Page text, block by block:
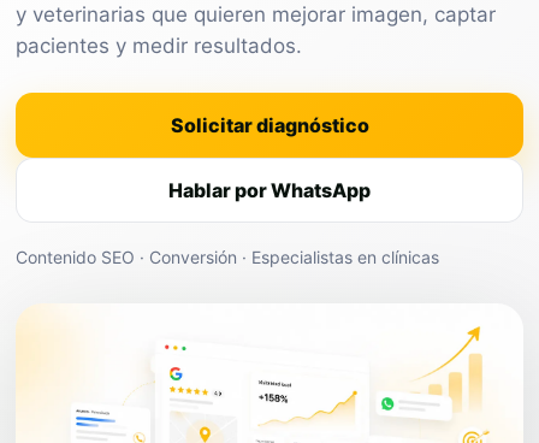
y veterinarias que quieren mejorar imagen, captar
pacientes y medir resultados.
Solicitar diagnóstico
Hablar por WhatsApp
Contenido SEO · Conversión · Especialistas en clínicas